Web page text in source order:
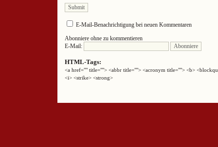
E-Mail-Benachrichtigung bei neuen Kommentaren
Abonniere ohne zu kommentieren
E-Mail:
HTML-Tags:
<a href="" title=""> <abbr title=""> <acronym title=""> <b>
<i> <strike> <strong>